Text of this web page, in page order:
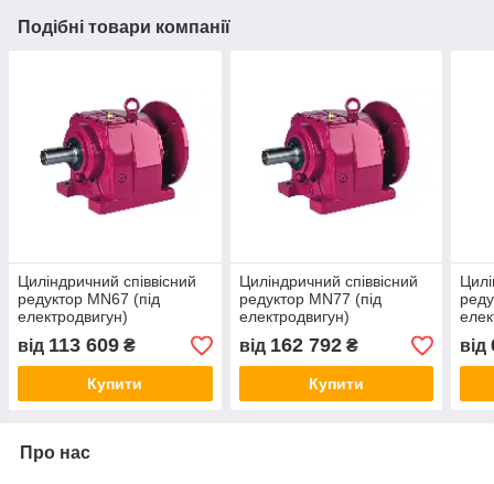
Подібні товари компанії
Циліндричний співвісний
редуктор MN67 (під
електродвигун)
від 113 609 ₴
Купити
Циліндричний співвісний
редуктор MN77 (під
електродвигун)
від 162 792₴
Купити
від
Про нас